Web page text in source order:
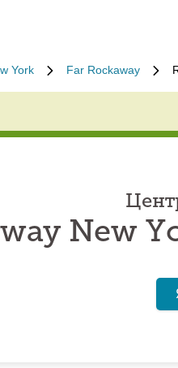
York Far Rockaway
New